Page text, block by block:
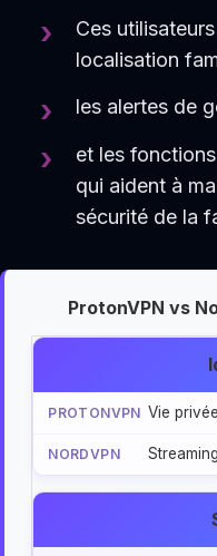
Ces
localisation
les alertes de
et les
qui aident à
sécurité de la
ProtonVPN vs
Vie